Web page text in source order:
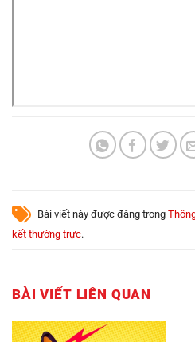
Bài viết này được đăng trong
kết thường trực.
BÀI VIẾT LIÊN QUAN